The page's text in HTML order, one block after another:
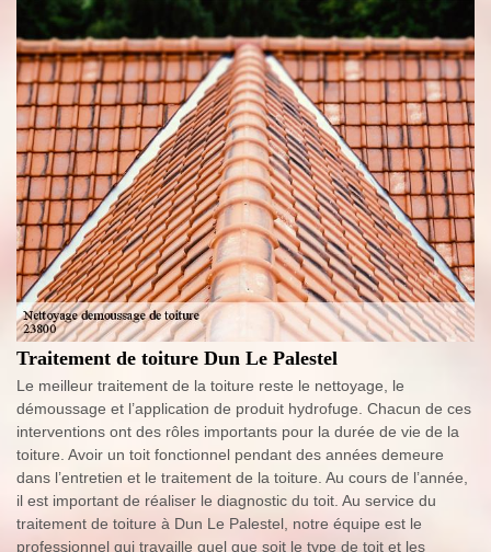
Traitement de toiture Dun Le Palestel
Le meilleur traitement de la toiture reste le nettoyage, le
démoussage et l’application de produit hydrofuge. Chacun de ces
interventions ont des rôles importants pour la durée de vie de la
toiture. Avoir un toit fonctionnel pendant des années demeure
dans l’entretien et le traitement de la toiture. Au cours de l’année,
il est important de réaliser le diagnostic du toit. Au service du
traitement de toiture à Dun Le Palestel, notre équipe est le
professionnel qui travaille quel que soit le type de toit et les